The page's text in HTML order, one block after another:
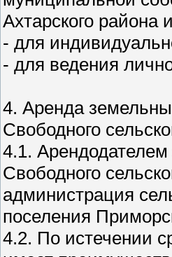
Ахтарского района
- для
- для ведения
4. Аренда
Свободного
4.1.
Свободного
администрация
поселения
4.2. По истечении